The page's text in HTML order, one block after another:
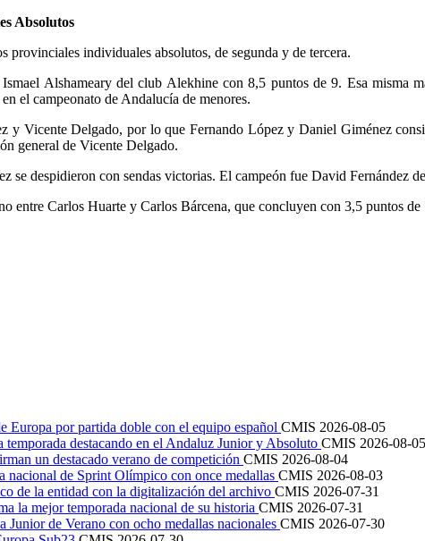
Absolutos
provinciales individuales absolutos, de segunda y de tercera.
Alshameary del club Alekhine con 8,5 puntos de 9. Esa misma
el campeonato de Andalucía de menores.
y Vicente Delgado, por lo que Fernando López y Daniel Giménez
general de Vicente Delgado.
se despidieron con sendas victorias. El campeón fue David Fernández
entre Carlos Huarte y Carlos Bárcena, que concluyen con 3,5 puntos
Europa por partida doble con el equipo español CMIS 2026-08-05
temporada destacando en el Andaluz Junior y Absoluto CMIS 2026-08-05
un destacado verano de competición CMIS 2026-08-04
nacional de Sprint Olímpico con once medallas CMIS 2026-08-03
de la entidad con la digitalización del archivo CMIS 2026-07-31
la mejor temporada nacional de su historia CMIS 2026-07-31
Junior de Verano con ocho medallas nacionales CMIS 2026-07-30